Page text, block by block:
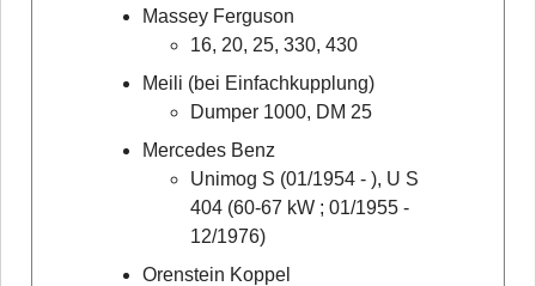
Massey Ferguson
16, 20, 25, 330, 430
Meili (bei Einfachkupplung)
Dumper 1000, DM 25
Mercedes Benz
Unimog S (01/1954 - ), U S
404 (60-67 kW ; 01/1955 -
12/1976)
Orenstein Koppel